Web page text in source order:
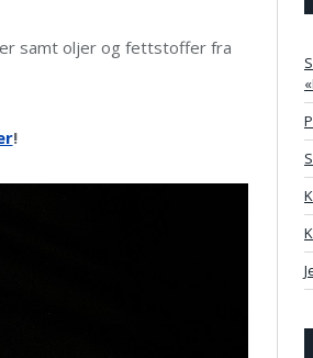
samt oljer og fettstoffer fra
!